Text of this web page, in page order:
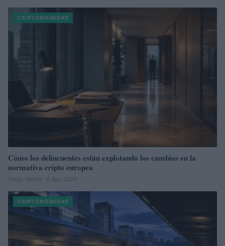
CRIPTOMONEDAS
Cómo los delincuentes están explotando los cambios en la
normativa cripto europea
Diego Martín · 6 Ago 2026
CRIPTOMONEDAS